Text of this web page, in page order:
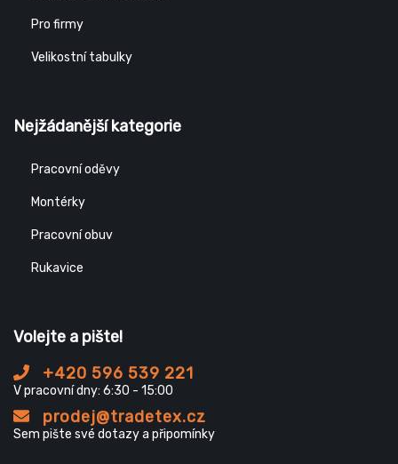
Pro firmy
Velikostní tabulky
Nejžádanější kategorie
Pracovní oděvy
Montérky
Pracovní obuv
Rukavice
Volejte a pište!
+420 596 539 221
V pracovní dny: 6:30 - 15:00
prodej@tradetex.cz
Sem pište své dotazy a připomínky